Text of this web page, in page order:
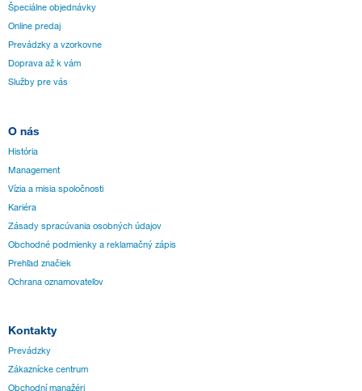
Špeciálne objednávky
Online predaj
Prevádzky a vzorkovne
Doprava až k vám
Služby pre vás
O nás
História
Management
Vízia a misia spoločnosti
Kariéra
Zásady spracúvania osobných údajov
Obchodné podmienky a reklamačný zápis
Prehľad značiek
Ochrana oznamovateľov
Kontakty
Prevádzky
Zákaznícke centrum
Obchodní manažéri